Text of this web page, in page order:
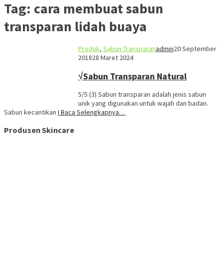
Tag: cara membuat sabun
transparan lidah buaya
Produk, Sabun Transparanadmin20 September
201828 Maret 2024
√Sabun Transparan Natural
5/5 (3) Sabun transparan adalah jenis sabun
unik yang digunakan untuk wajah dan badan.
Sabun kecantikan I Baca Selengkapnya…
Produsen Skincare